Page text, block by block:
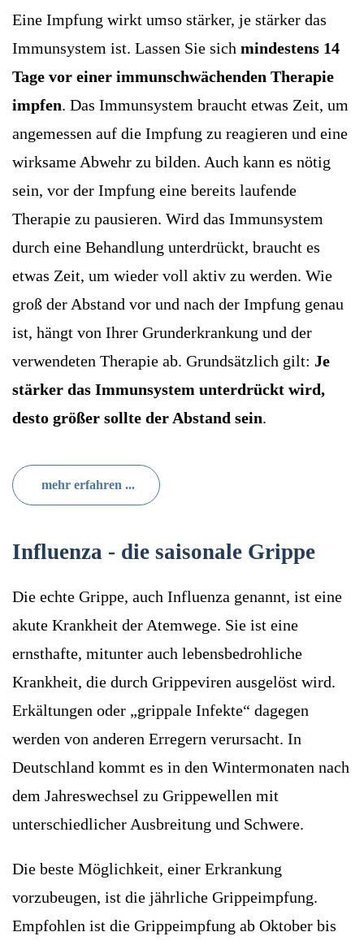
Eine Impfung wirkt umso stärker, je stärker das
Immunsystem ist. Lassen Sie sich mindestens 14
Tage vor einer immunschwächenden Therapie
impfen. Das Immunsystem braucht etwas Zeit, um
angemessen auf die Impfung zu reagieren und eine
wirksame Abwehr zu bilden. Auch kann es nötig
sein, vor der Impfung eine bereits laufende
Therapie zu pausieren. Wird das Immunsystem
durch eine Behandlung unterdrückt, braucht es
etwas Zeit, um wieder voll aktiv zu werden. Wie
groß der Abstand vor und nach der Impfung genau
ist, hängt von Ihrer Grunderkrankung und der
verwendeten Therapie ab. Grundsätzlich gilt: Je
stärker das Immunsystem unterdrückt wird,
desto größer sollte der Abstand sein.
mehr erfahren ...
Influenza - die saisonale Grippe
Die echte Grippe, auch Influenza genannt, ist eine
akute Krankheit der Atemwege. Sie ist eine
ernsthafte, mitunter auch lebensbedrohliche
Krankheit, die durch Grippeviren ausgelöst wird.
Erkältungen oder „grippale Infekte“ dagegen
werden von anderen Erregern verursacht. In
Deutschland kommt es in den Wintermonaten nach
dem Jahreswechsel zu Grippewellen mit
unterschiedlicher Ausbreitung und Schwere.
Die beste Möglichkeit, einer Erkrankung
vorzubeugen, ist die jährliche Grippeimpfung.
Empfohlen ist die Grippeimpfung ab Oktober bis